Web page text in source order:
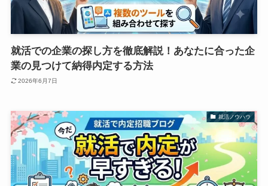
就活での企業の探し方を徹底解説！あなたに合った企
業の見つけて納得内定する方法
2026年6月7日
就活ノウハウ